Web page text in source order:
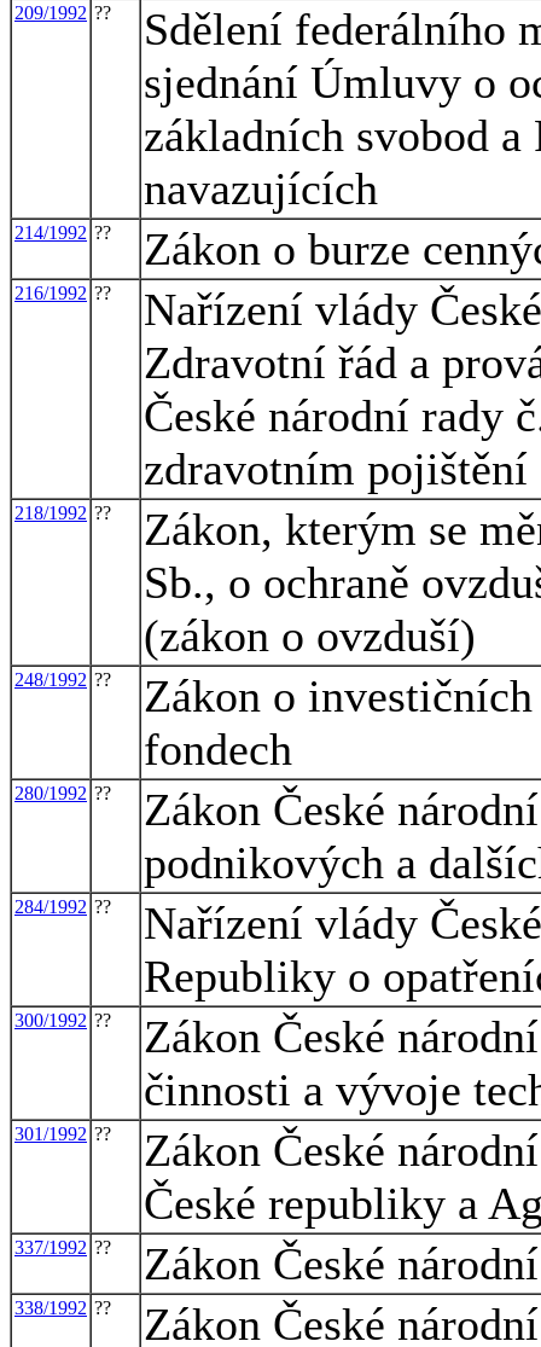
209/1992 ??
Sdělení federálního
sjednání Úmluvy o
základních svobod
navazujících
214/1992 ?? Zákon o burze
216/1992 ??
Nařízení vlády
Zdravotní řád a
České národní rady
zdravotním pojištění
218/1992 ??
Zákon, kterým se
Sb., o ochraně
(zákon o ovzduší)
248/1992 ??
Zákon o
fondech
280/1992 ??
Zákon České
podnikových a
284/1992 ??
Nařízení vlády
Republiky o
300/1992 ??
Zákon České
činnosti a vývoje
301/1992 ??
Zákon České
České republiky a
337/1992 ?? Zákon České
338/1992 ?? Zákon České